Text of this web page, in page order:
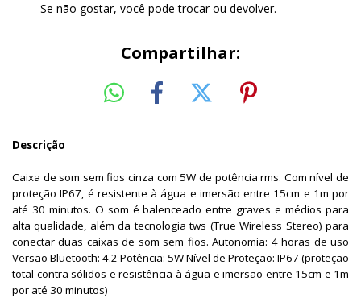
Se não gostar, você pode trocar ou devolver.
Compartilhar:
Descrição
Caixa de som sem fios cinza com 5W de potência rms. Com nível de
proteção IP67, é resistente à água e imersão entre 15cm e 1m por
até 30 minutos. O som é balenceado entre graves e médios para
alta qualidade, além da tecnologia tws (True Wireless Stereo) para
conectar duas caixas de som sem fios. Autonomia: 4 horas de uso
Versão Bluetooth: 4.2 Potência: 5W Nível de Proteção: IP67 (proteção
total contra sólidos e resistência à água e imersão entre 15cm e 1m
por até 30 minutos)